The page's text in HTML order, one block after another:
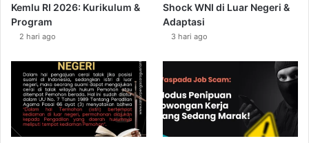
Kemlu RI 2026: Kurikulum &
Program
2 hari ago
Shock WNI di Luar Negeri &
Adaptasi
3 hari ago